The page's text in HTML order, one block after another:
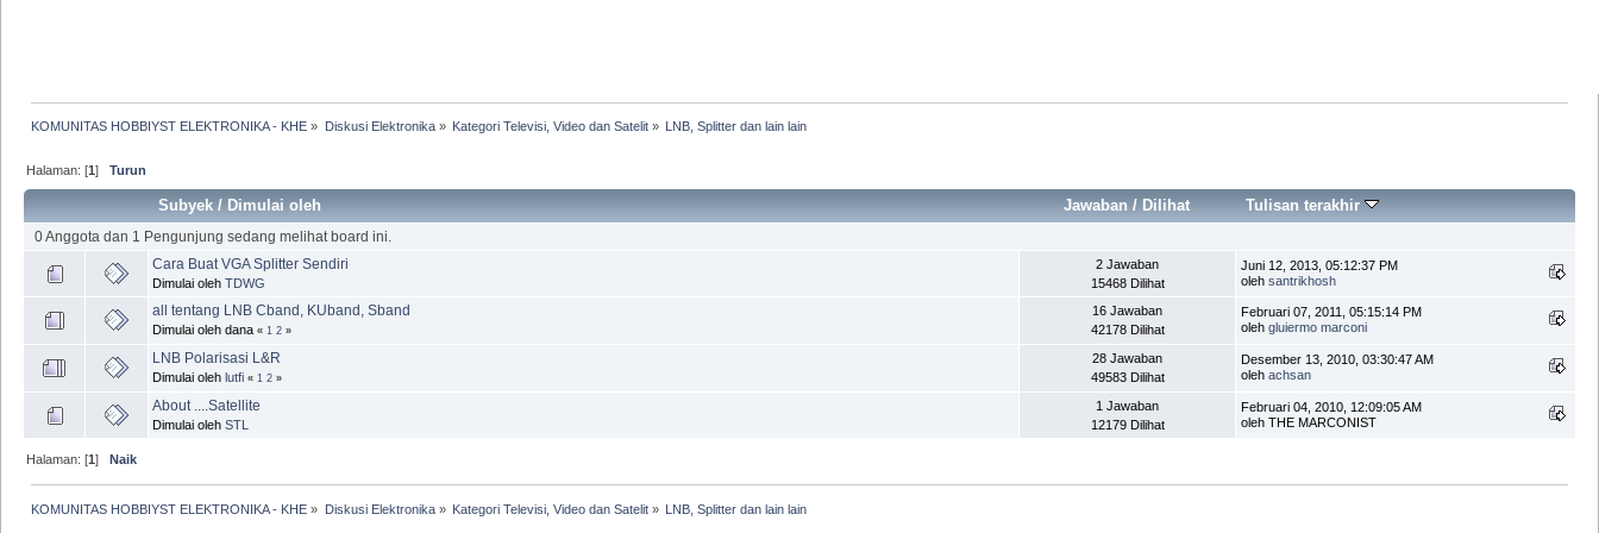
KOMUNITAS HOBBIYST ELEKTRONIKA - KHE » Diskusi Elektronika» Kategori Televisi, Video dan Satelit» LNB, Splitter dan lain lain
Halaman: [1]Turun
Subyek /Dimulai oleh Jawaban / Dilihat Tulisan terakhir
0 Anggota dan 1 Pengunjung sedang melihat board ini.
Cara Buat VGA Splitter Sendiri
Dimulai oleh TDWG
2 Jawaban
15468 Dilihat
Juni 12, 2013, 05:12:37 PM
oleh santrikhosh
all tentang LNB Cband, KUband, Sband
Dimulai oleh dana « 1 2 »
16 Jawaban
42178 Dilihat
Februari 07, 2011, 05:15:14 PM
oleh gluiermo marconi
LNB Polarisasi L&R
Dimulai oleh lutfi « 1 2 »
28 Jawaban
49583 Dilihat
Desember 13, 2010, 03:30:47 AM
oleh achsan
About ....Satellite
Dimulai oleh STL
1 Jawaban
12179 Dilihat
Februari 04, 2010, 12:09:05 AM
oleh THE MARCONIST
Halaman: [1]Naik
KOMUNITAS HOBBIYST ELEKTRONIKA - KHE » Diskusi Elektronika» Kategori Televisi, Video dan Satelit» LNB, Splitter dan lain lain